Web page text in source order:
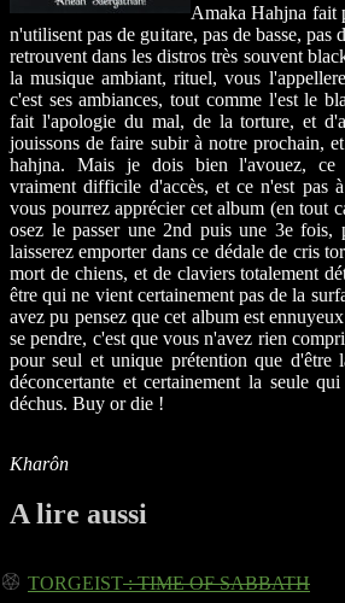
Amaka Hahjna fait
n'utilisent pas de guitare, pas de basse, pas
retrouvent dans les distros très souvent
la musique ambiant, rituel, vous
c'est ses ambiances, tout comme l'est le
fait l'apologie du mal, de la torture, et
jouissons de faire subir à notre prochain,
hahjna. Mais je dois bien l'avouez, ce
vraiment difficile d'accès, et ce n'est pas
vous pourrez apprécier cet album (en tout
osez le passer une 2nd puis une 3e fois,
laisserez emporter dans ce dédale de cris
mort de chiens, et de claviers totalement
être qui ne vient certainement pas de la
avez pu pensez que cet album est
se pendre, c'est que vous n'avez rien
pour seul et unique prétention que d'être
déconcertante et certainement la seule
déchus. Buy or die !
Kharôn
A lire aussi
TORGEIST: TIME OF SABBATH